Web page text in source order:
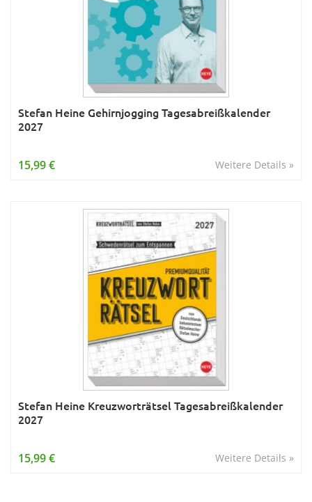
Stefan Heine Gehirnjogging Tagesabreißkalender
2027
Weitere Details »
15,99 €
Stefan Heine Kreuzworträtsel Tagesabreißkalender
2027
Weitere Details »
15,99 €